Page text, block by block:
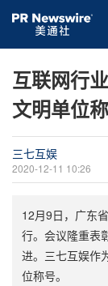
互联网行
文明单位
三七互娱
2020-12-11 10:26
12月9日，广东
行。会议隆重表
进。三七互娱作
位称号。